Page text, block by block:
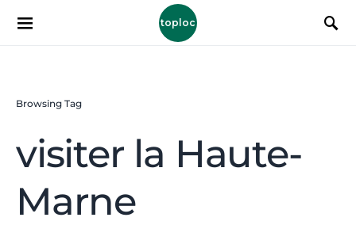
toploc
Browsing Tag
visiter la Haute-
Marne